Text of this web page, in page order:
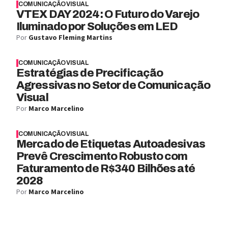
COMUNICAÇÃO VISUAL
VTEX DAY 2024: O Futuro do Varejo
Iluminado por Soluções em LED
Por Gustavo Fleming Martins
COMUNICAÇÃO VISUAL
Estratégias de Precificação
Agressivas no Setor de Comunicação
Visual
Por Marco Marcelino
COMUNICAÇÃO VISUAL
Mercado de Etiquetas Autoadesivas
Prevê Crescimento Robusto com
Faturamento de R$340 Bilhões até
2028
Por Marco Marcelino